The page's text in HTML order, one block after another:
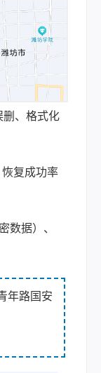
删、格式化
复成功率
数据）、
年路国安